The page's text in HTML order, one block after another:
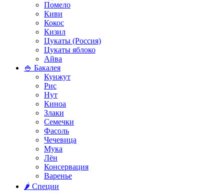
Помело
Киви
Кокос
Кизил
Цукаты (Россия)
Цукаты яблоко
Айва
🍚 Бакалея
Кунжут
Рис
Нут
Киноа
Злаки
Семечки
Фасоль
Чечевица
Мука
Лён
Консервация
Варенье
🌶️ Специи